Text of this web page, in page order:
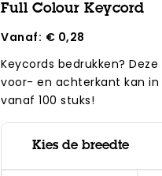
Full Colour Keycord
Vanaf: € 0,28
Keycords bedrukken?
voor- en achterkant kan in
vanaf 100 stuks!
Kies de breedte